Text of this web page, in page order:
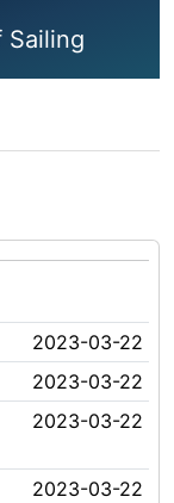
Sailing
2023-03-22
2023-03-22
2023-03-22
2023-03-22